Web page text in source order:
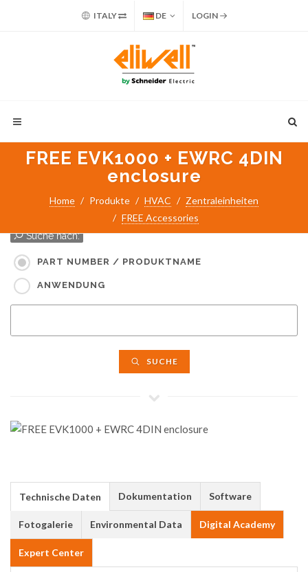
ITALY DE LOGIN
FREE EVK1000 + EWRC 4DIN
enclosure
Home Produkte HVAC
Zentraleinheiten
FREE Accessories
Suche nach:
PART NUMBER / PRODUKTNAME
ANWENDUNG
SUCHE
Technische Daten Dokumentation Software
Fotogalerie Environmental Data Digital Academy
Expert Center